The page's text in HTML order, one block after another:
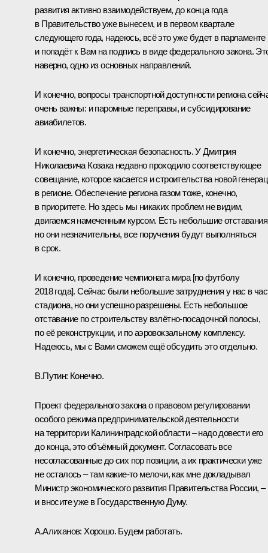
развития активно взаимодействуем, до конца года
в Правительство уже вынесем, и в первом квартале
следующего года, надеюсь, всё это уже будет в парламенте
и попадёт к Вам на подпись в виде федерального закона.
наверно, одно из основных направлений.
И конечно, вопросы транспортной доступности региона
очень важны: и паромные переправы, и субсидирование
авиабилетов.
И конечно, энергетическая безопасность. УДмитрия
Николаевича Козаканедавно проходило соответствующее
совещание, которое касается и строительства новой
в регионе. Обеспечение региона газом тоже, конечно,
в приоритете. Но здесь мы никаких проблем не видим,
двигаемся намеченным курсом. Есть небольшие
но они незначительны, все поручения будут выполняться
в срок.
И конечно, проведение чемпионата мира [по футболу
2018 года]. Сейчас были небольшие затруднения у нас в
стадиона, но они успешно разрешены. Есть небольшое
отставание по строительству взлётно-посадочной полосы,
по её реконструкции, и по аэровокзальному комплексу.
Надеюсь, мы с Вами сможем ещё обсудить это отдельно.
В.Путин: Конечно.
Проект федерального закона о правовом регулировании
особого режима предпринимательской деятельности
на территории Калининградской области – надо довести его
до конца, это объёмный документ. Согласовать все
несогласованные до сих пор позиции, а их практически уже
не осталось – там какие‑то мелочи, как мне докладывал
Министр экономического развития Правительства России, –
и вносите уже в Государственную Думу.
А.Алиханов: Хорошо. Будем работать.